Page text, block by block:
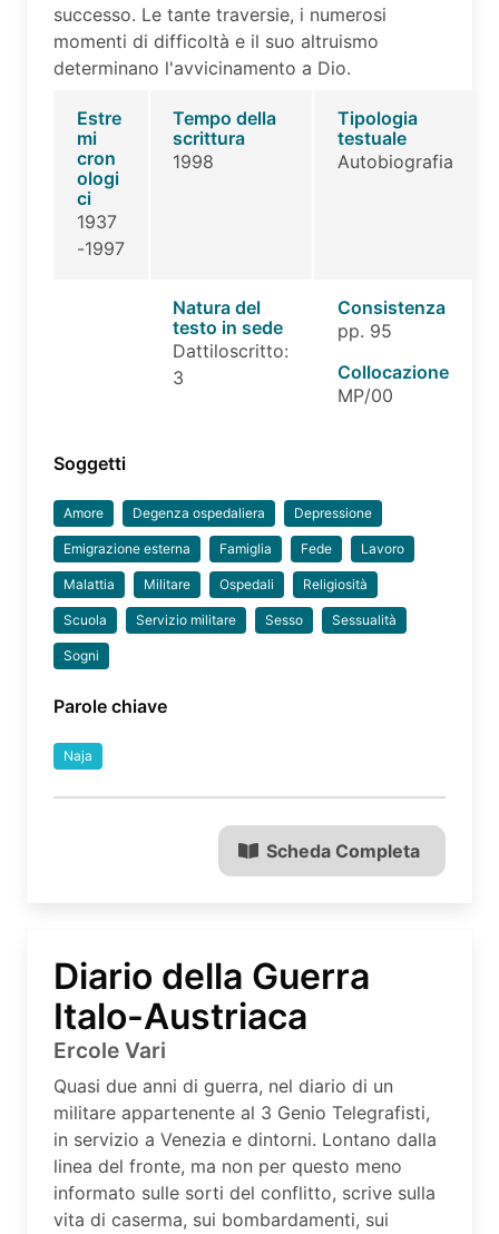
successo. Le tante traversie, i numerosi
momenti di difficoltà e il suo altruismo
determinano l'avvicinamento a Dio.
Estre
mi
cron
ologi
ci
1937
-1997
Tempo della
scrittura
1998
Tipologia
testuale
Autobiografia
Natura del
testo in sede
Dattiloscritto:
3
Consistenza
pp. 95
Collocazione
MP/00
Soggetti
Amore Degenza ospedaliera Depressione
Emigrazione esterna Famiglia Fede Lavoro
Malattia Militare Ospedali Religiosità
Scuola Servizio militare Sesso Sessualità
Sogni
Parole chiave
Naja
Scheda Completa
Diario della Guerra
Italo-Austriaca
Ercole Vari
Quasi due anni di guerra, nel diario di un
militare appartenente al 3 Genio Telegrafisti,
in servizio a Venezia e dintorni. Lontano dalla
linea del fronte, ma non per questo meno
informato sulle sorti del conflitto, scrive sulla
vita di caserma, sui bombardamenti, sui